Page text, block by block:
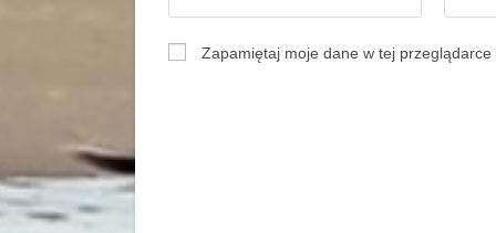
Zapamiętaj moje dane w tej